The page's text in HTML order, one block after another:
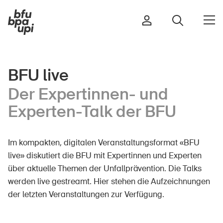
Sport & Bewegung
Zuhause & Garten
Im Alter
BFU live
Der Expertinnen- und
Experten-Talk der BFU
Im kompakten, digitalen Veranstaltungsformat «BFU
live» diskutiert die BFU mit Expertinnen und Experten
über aktuelle Themen der Unfallprävention. Die Talks
werden live gestreamt. Hier stehen die Aufzeichnungen
der letzten Veranstaltungen zur Verfügung.